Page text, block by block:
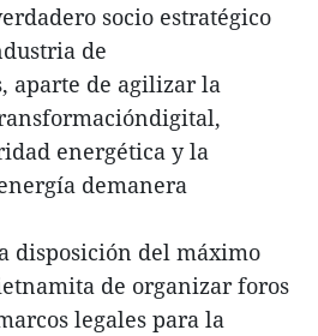
socio estratégico
de
aparte de agilizar la
energética y la
demanera
disposición del máximo
de organizar foros
legales para la